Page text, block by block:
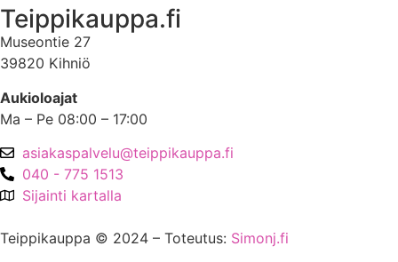
Teippikauppa.fi
Museontie 27
39820 Kihniö
Aukioloajat
Ma – Pe 08:00 – 17:00
asiakaspalvelu@teippikauppa.fi
040 - 775 1513
Sijainti kartalla
Teippikauppa © 2024 – Toteutus: Simonj.fi